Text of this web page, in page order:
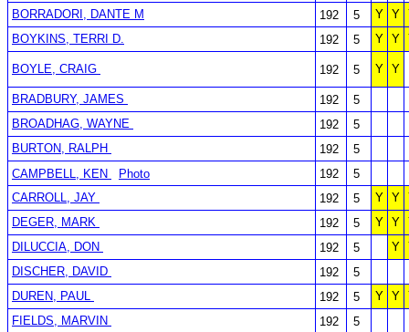
BORRADORI, DANTE M
192 5 Y Y
BOYKINS, TERRI D.
192 5 Y Y
BOYLE, CRAIG 192 5 Y Y
BRADBURY, JAMES 192
5
BROADHAG, WAYNE
192
5
BURTON, RALPH
192
5
CAMPBELL, KEN
Photo 192
5
CARROLL, JAY
192 5 Y Y
DEGER, MARK
192 5 Y Y
DILUCCIA, DON
192 5 Y
DISCHER, DAVID
192
5
DUREN, PAUL
192 5 Y Y
FIELDS, MARVIN
192 5